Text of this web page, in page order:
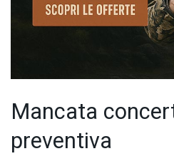
Mancata
preventiva